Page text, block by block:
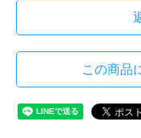
この商品